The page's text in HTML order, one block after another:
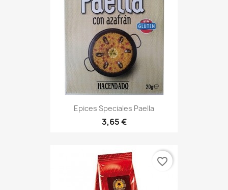
Epices Speciales Paella
3,65 €
favorite_border